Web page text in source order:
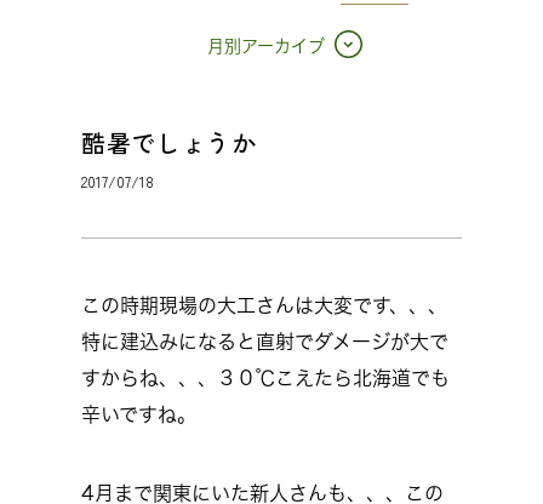
月別アーカイブ
酷暑でしょうか
2017/07/18
この時期現場の大工さんは大変です、、、
特に建込みになると直射でダメージが大で
すからね、、、３０℃こえたら北海道でも
辛いですね。
4月まで関東にいた新人さんも、、、この